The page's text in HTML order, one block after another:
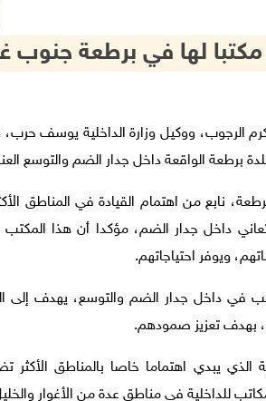
مكتبا لها في برطعة
جنين أكرم الرجوب، ووكيل وزارة الداخلية يوسف
بلدة برطعة الواقعة داخل جدار الضم
نابع من اهتمام القيادة في المناطق
داخل جدار الضم، مؤكدا أن هذا
ويوفر احتياجاتهم.
في داخل جدار الضم والتوسع، يهدف إلى
بهدف تعزيز صمودهم.
الذي يبدي اهتماما خاصا بالمناطق
للداخلية في مناطق عدة من الأغوار